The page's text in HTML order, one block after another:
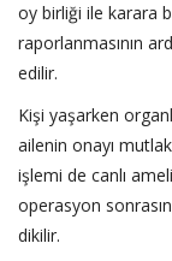
oy birliği ile karara
raporlanmasının
edilir.
Kişi yaşarken
ailenin onayı
işlemi de canlı
operasyon
dikilir.